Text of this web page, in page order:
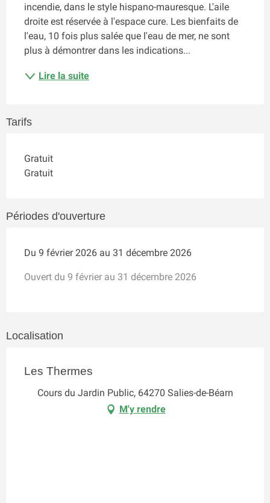
incendie, dans le style hispano-mauresque. L'aile
droite est réservée à l'espace cure. Les bienfaits de
l'eau, 10 fois plus salée que l'eau de mer, ne sont
plus à démontrer dans les indications...
Lire la suite
Tarifs
Gratuit
Gratuit
Périodes d'ouverture
Du 9 février 2026 au 31 décembre 2026
Ouvert du 9 février au 31 décembre 2026
Localisation
Les Thermes
Cours du Jardin Public, 64270 Salies-de-Béarn
M'y rendre